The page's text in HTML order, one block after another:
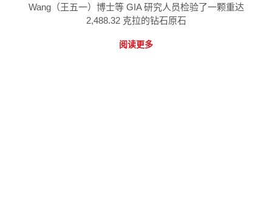
Wang（王五一）博士等 GIA 研究人员检验了一颗重达
2,488.32 克拉的钻石原石
阅读更多